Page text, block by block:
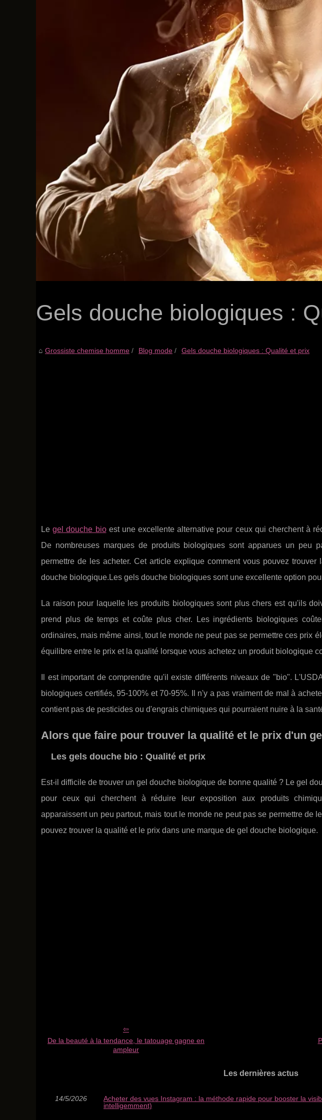
Gels douche biologiques :
Grossiste chemise homme Blog mode Gels douche biologiques : Qualité et prix
Legel douche bioest une excellente alternative pour ceux qui cherchent à
De nombreuses marques de produits biologiques sont apparues un peu
permettre de les acheter. Cet article explique comment vous pouvez
douche biologique.Les gels douche biologiques sont une excellente option
La raison pour laquelle les produits biologiques sont plus chers est qu'ils
prend plus de temps et coûte plus cher. Les ingrédients biologiques
ordinaires, mais même ainsi, tout le monde ne peut pas se permettre ces prix
équilibre entre le prix et la qualité lorsque vous achetez un produit biologique
Il est important de comprendre qu'il existe différents niveaux de "bio".
biologiques certifiés, 95-100% et 70-95%. Il n'y a pas vraiment de mal à
contient pas de pesticides ou d'engrais chimiques qui pourraient nuire à la
Alors que faire pour trouver la qualité et le prix d'un
Les gels douche bio : Qualité et prix
Est-il difficile de trouver un gel douche biologique de bonne qualité ? Le gel
pour ceux qui cherchent à réduire leur exposition aux produits
apparaissent un peu partout, mais tout le monde ne peut pas se permettre de
pouvez trouver la qualité et le prix dans une marque de gel douche biologique.
De la beauté à la tendance, le tatouage gagne en
ampleur
Les dernières actus
14/5/2026
Acheter des vues Instagram : la méthode rapide pour booster la
intelligemment)